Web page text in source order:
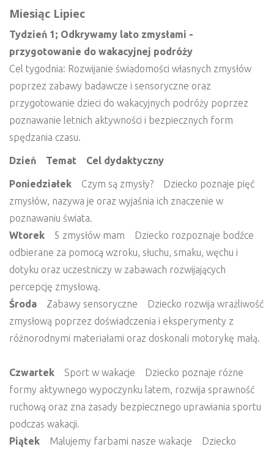
Miesiąc Lipiec
Tydzień 1; Odkrywamy lato zmysłami -
przygotowanie do wakacyjnej podróży
Cel tygodnia: Rozwijanie świadomości własnych zmysłów
poprzez zabawy badawcze i sensoryczne oraz
przygotowanie dzieci do wakacyjnych podróży poprzez
poznawanie letnich aktywności i bezpiecznych form
spędzania czasu.
Dzień Temat Cel dydaktyczny
Poniedziałek Czym są zmysły? Dziecko poznaje pięć
zmysłów, nazywa je oraz wyjaśnia ich znaczenie w
poznawaniu świata.
Wtorek
5 zmysłów mam Dziecko rozpoznaje bodźce
odbierane za pomocą wzroku, słuchu, smaku, węchu i
dotyku oraz uczestniczy w zabawach rozwijających
percepcję zmysłową.
Środa
Zabawy sensoryczne Dziecko rozwija wrażliwość
zmysłową poprzez doświadczenia i eksperymenty z
różnorodnymi materiałami oraz doskonali motorykę małą.
Czwartek Sport w wakacje Dziecko poznaje różne
formy aktywnego wypoczynku latem, rozwija sprawność
ruchową oraz zna zasady bezpiecznego uprawiania sportu
podczas wakacji.
Piątek
Malujemy farbami nasze wakacje Dziecko